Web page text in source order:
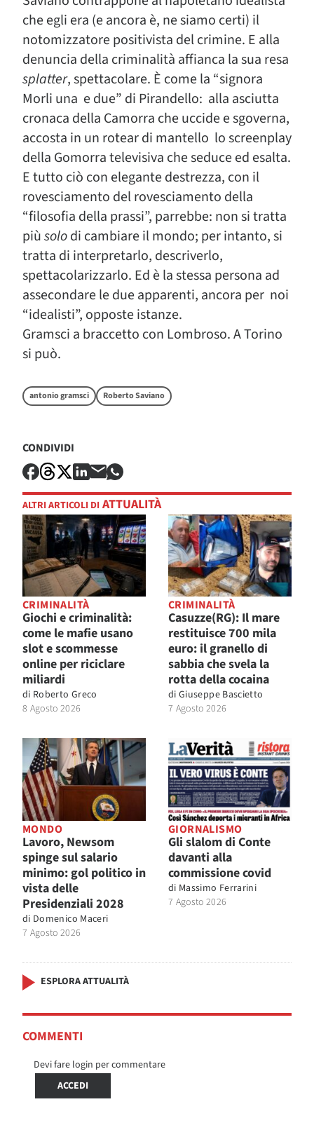
che egli era (e ancora è, ne siamo certi) il
notomizzatore positivista del crimine. E alla
denuncia della criminalità affianca la sua resa
splatter, spettacolare. È come la “signora
Morli una e due” di Pirandello: alla asciutta
cronaca della Camorra che uccide e sgoverna,
accosta in un rotear di mantello lo screenplay
della Gomorra televisiva che seduce ed esalta.
E tutto ciò con elegante destrezza, con il
rovesciamento del rovesciamento della
“filosofia della prassi”, parrebbe: non si tratta
piùsolodi cambiare il mondo; per intanto, si
tratta di interpretarlo, descriverlo,
spettacolarizzarlo. Ed è la stessa persona ad
assecondare le due apparenti, ancora per noi
“idealisti”, opposte istanze.
Gramsci a braccetto con Lombroso. A Torino
si può.
antonio gramsci Roberto Saviano
CONDIVIDI
ALTRI ARTICOLI DI ATTUALITÀ
CRIMINALITÀ
Giochi e criminalità:
come le mafie usano
slot e scommesse
online per riciclare
miliardi
di Roberto Greco
8 Agosto 2026
CRIMINALITÀ
Casuzze(RG): Il mare
restituisce 700 mila
euro: il granello di
sabbia che svela la
rotta della cocaina
di Giuseppe Bascietto
7 Agosto 2026
MONDO
Lavoro, Newsom
spinge sul salario
minimo: gol politico in
vista delle
Presidenziali 2028
di Domenico Maceri
7 Agosto 2026
GIORNALISMO
Gli slalom di Conte
davanti alla
commissione covid
di Massimo Ferrarini
7 Agosto 2026
ESPLORA ATTUALITÀ
COMMENTI
Devi fare login per commentare
ACCEDI